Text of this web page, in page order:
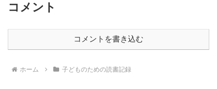
コメント
コメントを書き込む
ホーム 子どものための読書記録